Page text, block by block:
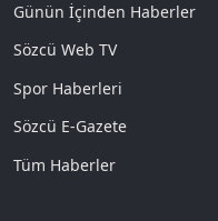
Günün İçinden Haberler
Sözcü Web TV
Spor Haberleri
Sözcü E-Gazete
Tüm Haberler